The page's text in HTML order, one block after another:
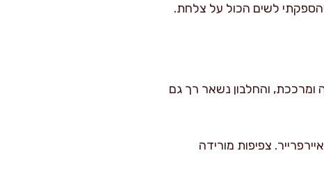
לשים הכול על צלחת.
ומרככת, והחלבון נשאר רך גם
צפיפות מורידה